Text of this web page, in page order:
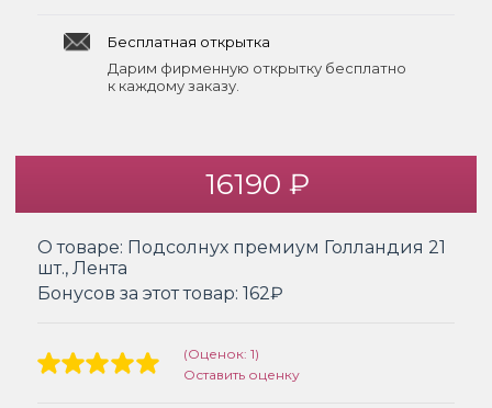
Бесплатная открытка
Дарим фирменную открытку бесплатно
к каждому заказу.
16190 ₽
О товаре: Подсолнух премиум Голландия 21
шт., Лента
Бонусов за этот товар: 162₽
(Оценок: 1)
Оставить оценку